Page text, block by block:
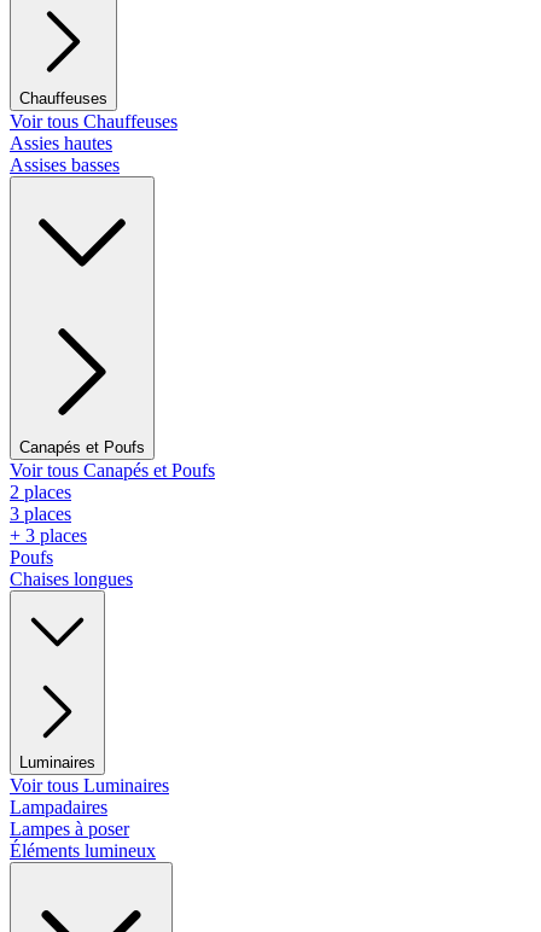
Chauffeuses
Voir tous Chauffeuses
Assies hautes
Assises basses
Canapés et Poufs
Voir tous Canapés et Poufs
2 places
3 places
+ 3 places
Poufs
Chaises longues
Luminaires
Voir tous Luminaires
Lampadaires
Lampes à poser
Éléments lumineux